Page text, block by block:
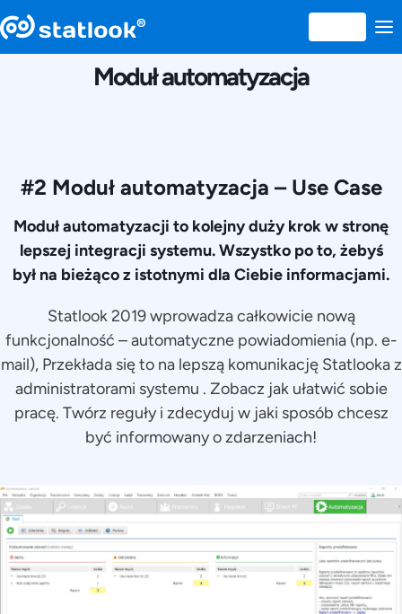
8 FEBRUARIE 2019
Moduł automatyzacja
#2 Moduł automatyzacja – Use Case
Moduł automatyzacji to kolejny duży krok w stronę
lepszej integracji systemu. Wszystko po to, żebyś
był na bieżąco z istotnymi dla Ciebie informacjami.
Statlook 2019 wprowadza całkowicie nową
funkcjonalność – automatyczne powiadomienia (np. e-
mail), Przekłada się to na lepszą komunikację Statlooka z
administratorami systemu . Zobacz jak ułatwić sobie
pracę. Twórz reguły i zdecyduj w jaki sposób chcesz
być informowany o zdarzeniach!